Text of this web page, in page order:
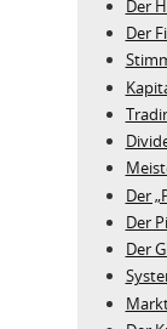
Der
Der
Der
Der
Der